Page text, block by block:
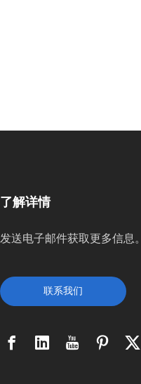
了解详情
发送电子邮件获取更多信息。
联系我们